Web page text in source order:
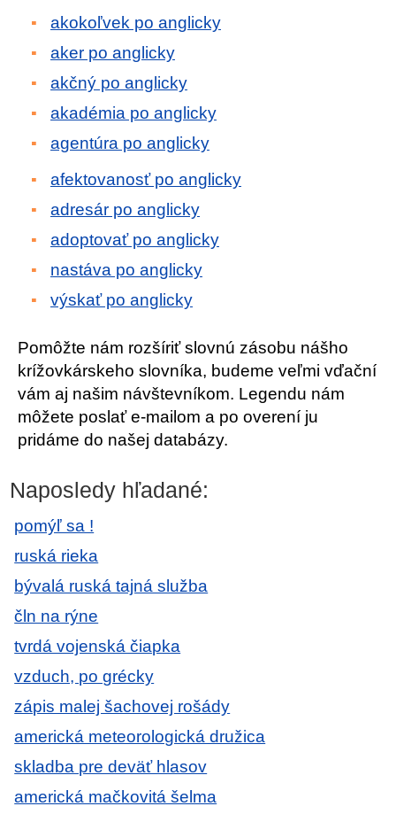
akokoľvek po anglicky
aker po anglicky
akčný po anglicky
akadémia po anglicky
agentúra po anglicky
afektovanosť po anglicky
adresár po anglicky
adoptovať po anglicky
nastáva po anglicky
výskať po anglicky
Pomôžte nám rozšíriť slovnú zásobu nášho
krížovkárskeho slovníka, budeme veľmi vďační
vám aj našim návštevníkom. Legendu nám
môžete poslať e-mailom a po overení ju
pridáme do našej databázy.
Naposledy hľadané:
pomýľ sa !
ruská rieka
bývalá ruská tajná služba
čln na rýne
tvrdá vojenská čiapka
vzduch, po grécky
zápis malej šachovej rošády
americká meteorologická družica
skladba pre deväť hlasov
americká mačkovitá šelma